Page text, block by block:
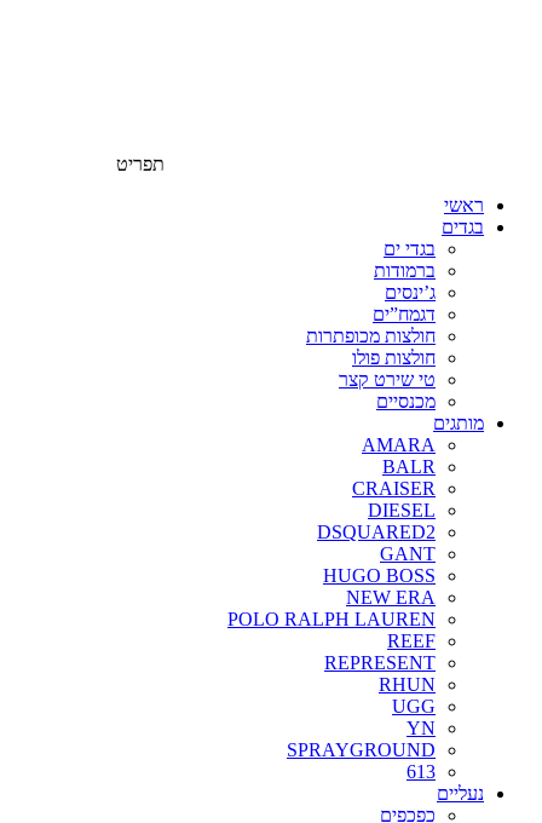
תפריט
ראשי
בגדים
בגדי ים
ברמודות
ג’ינסים
דגמח”ים
חולצות מכופתרות
חולצות פולו
טי שירט קצר
מכנסיים
מותגים
AMARA
BALR
CRAISER
DIESEL
DSQUARED2
GANT
HUGO BOSS
NEW ERA
POLO RALPH LAUREN
REEF
REPRESENT
RHUN
UGG
YN
SPRAYGROUND
613
נעליים
כפכפים